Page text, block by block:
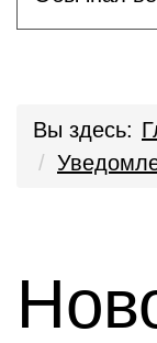
Вы здесь: